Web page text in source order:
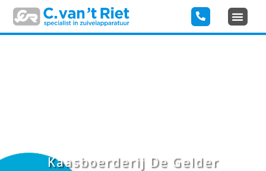
Kaasboerderij De Gelder